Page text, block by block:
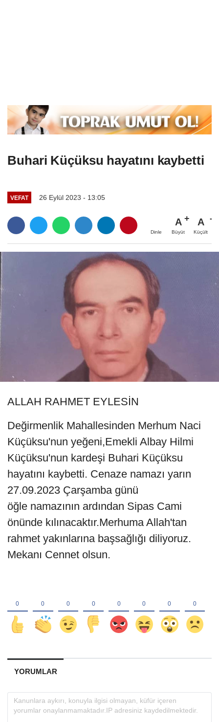
Buhari Küçüksu hayatını kaybetti
VEFAT 26 Eylül 2023 - 13:05
Dinle
A
Büyüt
A
Küçült
ALLAH RAHMET EYLESİN
Değirmenlik Mahallesinden Merhum Naci
Küçüksu'nun yeğeni,Emekli Albay Hilmi
Küçüksu'nun kardeşi Buhari Küçüksu
hayatını kaybetti. Cenaze namazı yarın
27.09.2023 Çarşamba günü
öğle namazının ardından Sipas Cami
önünde kılınacaktır.Merhuma Allah'tan
rahmet yakınlarına başsağlığı diliyoruz.
Mekanı Cennet olsun.
YORUMLAR